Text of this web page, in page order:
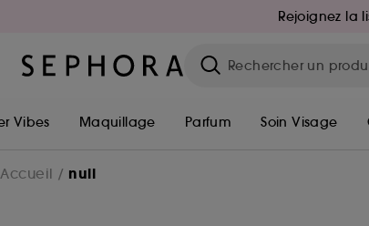
Rejoignez la
Vibes Maquillage Parfum Soin Visage
Accueil null